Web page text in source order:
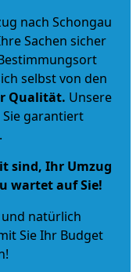
nach Schongau
Sachen sicher
selbst von den
Qualität. Unsere
garantiert
sind, Ihr Umzug
wartet auf Sie!
und natürlich
Sie Ihr Budget